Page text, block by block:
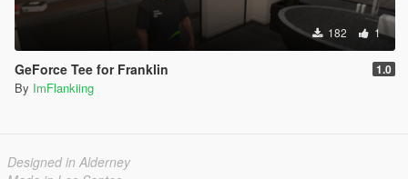
182 1
GeForce Tee for Franklin 1.0
By ImFlankiing
Designed in Alderney